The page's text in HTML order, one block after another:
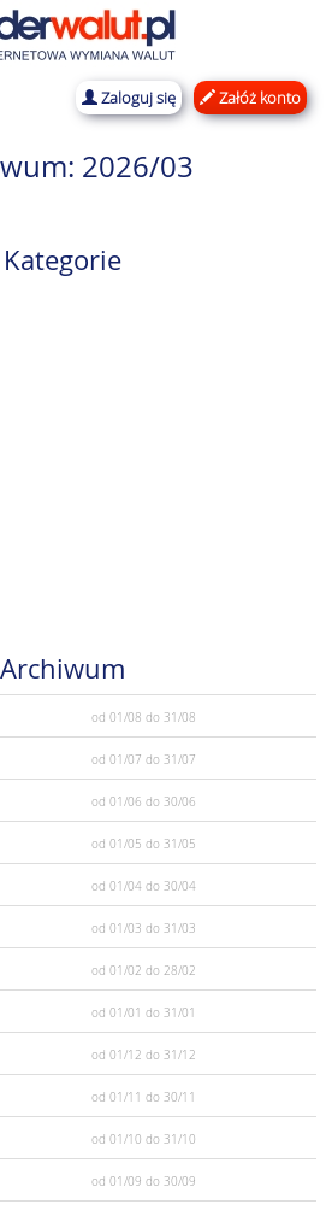
Zaloguj się Załóż konto
2026/03
Kategorie
Archiwum
od 01/08 do 31/08
od 01/07 do 31/07
od 01/06 do 30/06
od 01/05 do 31/05
od 01/04 do 30/04
od 01/03 do 31/03
od 01/02 do 28/02
od 01/01 do 31/01
od 01/12 do 31/12
od 01/11 do 30/11
od 01/10 do 31/10
od 01/09 do 30/09